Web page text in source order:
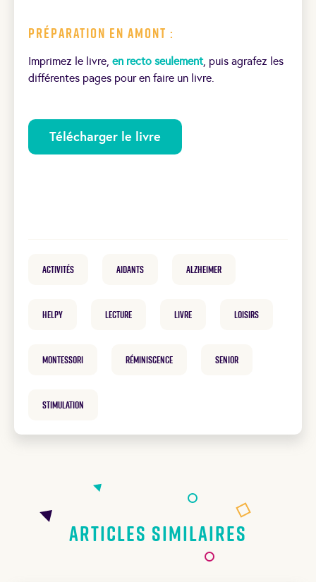
Préparation en Amont :
Imprimez le livre, en recto seulement, puis agrafez les
différentes pages pour en faire un livre.
Télécharger le livre
Activités Aidants Alzheimer
helpy Lecture Livre loisirs
Montessori réminiscence Senior
Stimulation
Articles similaires